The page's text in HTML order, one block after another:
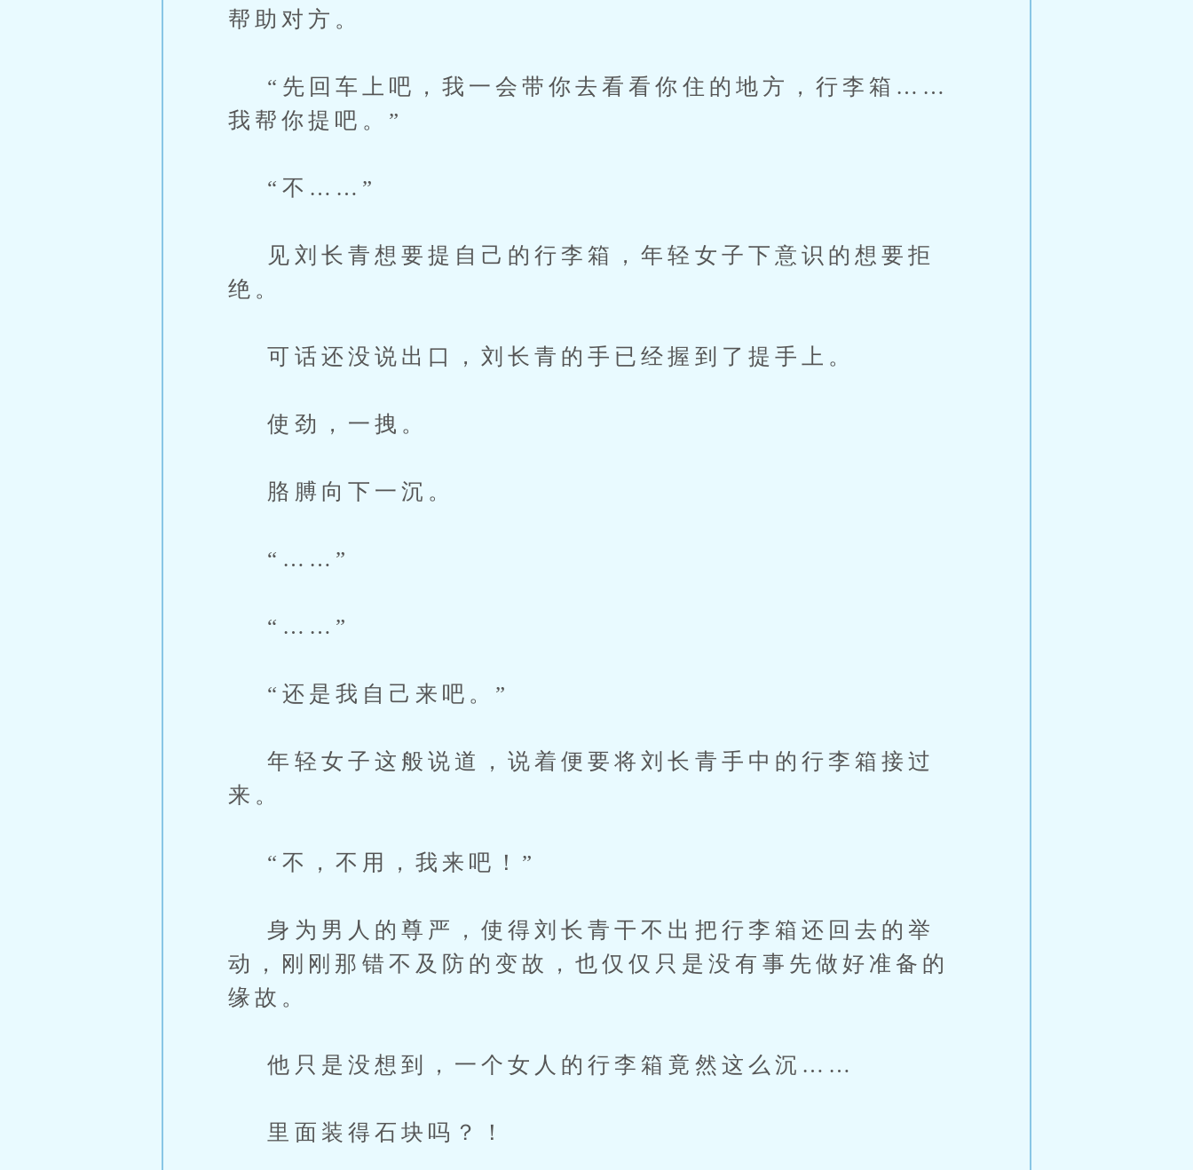
帮助对方。
“先回车上吧，我一会带你去看看你住的地方，行李箱……
我帮你提吧。”
“不……”
见刘长青想要提自己的行李箱，年轻女子下意识的想要拒
绝。
可话还没说出口，刘长青的手已经握到了提手上。
使劲，一拽。
胳膊向下一沉。
“……”
“……”
“还是我自己来吧。”
年轻女子这般说道，说着便要将刘长青手中的行李箱接过
来。
“不，不用，我来吧！”
身为男人的尊严，使得刘长青干不出把行李箱还回去的举
动，刚刚那错不及防的变故，也仅仅只是没有事先做好准备的
缘故。
他只是没想到，一个女人的行李箱竟然这么沉……
里面装得石块吗？！